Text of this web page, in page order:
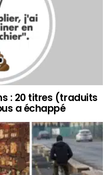
: 20 titres (traduits
a échappé